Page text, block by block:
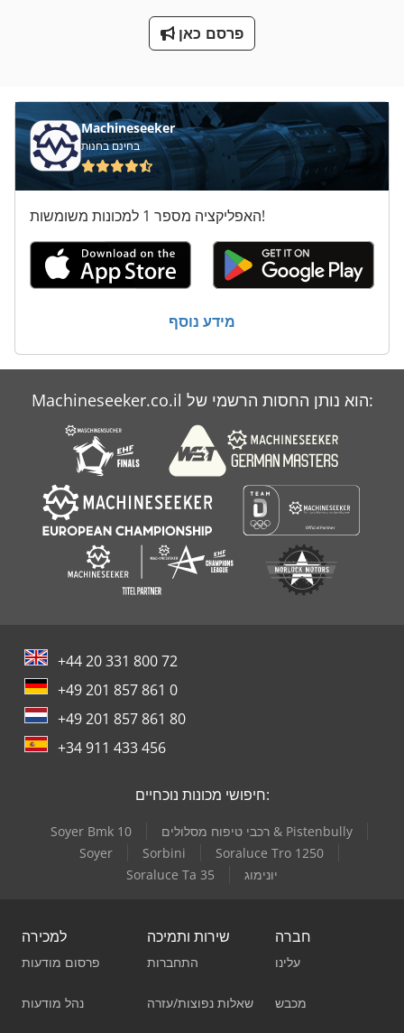
ציוד חרישה
ציוד להיגיינה
ציוד ריתוך
ציוד תקשורת
פרסם כאן
Machineseeker
בחינם בחנות
האפליקציה מספר 1 למכונות משומשות!
מידע נוסף
Machineseeker.co.il הוא נותן החסות הרשמי של:
+44 20 331 800 72
+49 201 857 861 0
+49 201 857 861 80
+34 911 433 456
חיפושי מכונות נוכחיים:
Soyer Bmk 10
רכבי טיפוח מסלולים & Pistenbully
Soyer
Sorbini
Soraluce Tro 1250
Soraluce Ta 35
יונימוג
למכירה
פרסום מודעות
נהל מודעות
שירות ותמיכה
התחברות
שאלות נפוצות/עזרה
חברה
עלינו
מכבש